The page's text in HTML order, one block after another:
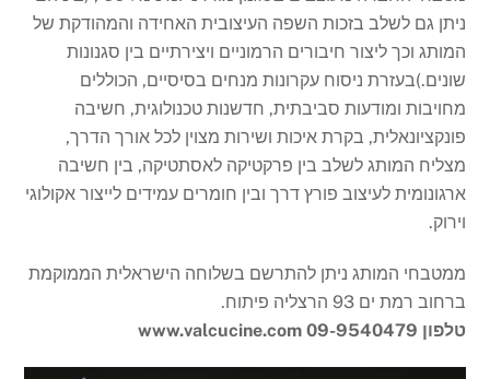
ניתן גם לשלב בזכות השפה העיצובית האחידה והמהודקת של
המותג וכך ליצור חיבורים הרמוניים ויצירתיים בין סגנונות
שונים.)בעזרת ניסוח עקרונות מנחים בסיסיים, הכוללים
מחויבות ומודעות סביבתית, חדשנות טכנולוגית, חשיבה
פונקציונאלית, בקרת איכות ושירות מצוין לכל אורך הדרך,
מצליח המותג לשלב בין פרקטיקה לאסתטיקה, בין חשיבה
ארגונומית לעיצוב פורץ דרך ובין חומרים עמידים לייצור אקולוגי
וירוק.
ממטבחי המותג ניתן להתרשם בשלוחה הישראלית הממוקמת
ברחוב רמת ים 93 הרצליה פיתוח.
טלפון 09-9540479 www.valcucine.com